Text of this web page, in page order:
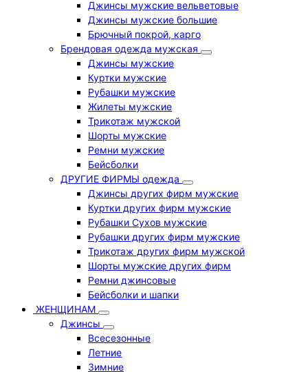
Джинсы мужские вельветовые
Джинсы мужские большие
Брючный покрой, карго
Брендовая одежда мужская
Джинсы мужские
Куртки мужские
Рубашки мужские
Жилеты мужские
Трикотаж мужской
Шорты мужские
Ремни мужские
Бейсболки
ДРУГИЕ ФИРМЫ одежда
Джинсы других фирм мужские
Куртки других фирм мужские
Рубашки Сухов мужские
Рубашки других фирм мужские
Трикотаж других фирм мужской
Шорты мужские других фирм
Ремни джинсовые
Бейсболки и шапки
ЖЕНЩИНАМ
Джинсы
Всесезонные
Летние
Зимние